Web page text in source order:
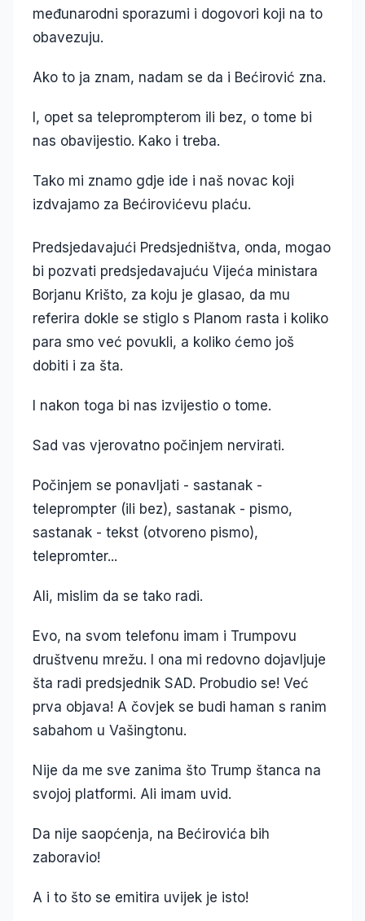
međunarodni sporazumi i dogovori koji na to
obavezuju.
Ako to ja znam, nadam se da i Bećirović zna.
I, opet sa teleprompterom ili bez, o tome bi
nas obavijestio. Kako i treba.
Tako mi znamo gdje ide i naš novac koji
izdvajamo za Bećirovićevu plaću.
Predsjedavajući Predsjedništva, onda, mogao
bi pozvati predsjedavajuću Vijeća ministara
Borjanu Krišto, za koju je glasao, da mu
referira dokle se stiglo s Planom rasta i koliko
para smo već povukli, a koliko ćemo još
dobiti i za šta.
I nakon toga bi nas izvijestio o tome.
Sad vas vjerovatno počinjem nervirati.
Počinjem se ponavljati - sastanak -
teleprompter (ili bez), sastanak - pismo,
sastanak - tekst (otvoreno pismo),
telepromter...
Ali, mislim da se tako radi.
Evo, na svom telefonu imam i Trumpovu
društvenu mrežu. I ona mi redovno dojavljuje
šta radi predsjednik SAD. Probudio se! Već
prva objava! A čovjek se budi haman s ranim
sabahom u Vašingtonu.
Nije da me sve zanima što Trump štanca na
svojoj platformi. Ali imam uvid.
Da nije saopćenja, na Bećirovića bih
zaboravio!
A i to što se emitira uvijek je isto!